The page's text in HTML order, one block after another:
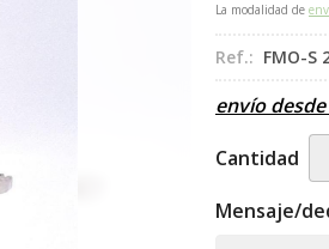
La modalidad de
Ref.: FMO-S
envío desde
Cantidad
Mensaje/